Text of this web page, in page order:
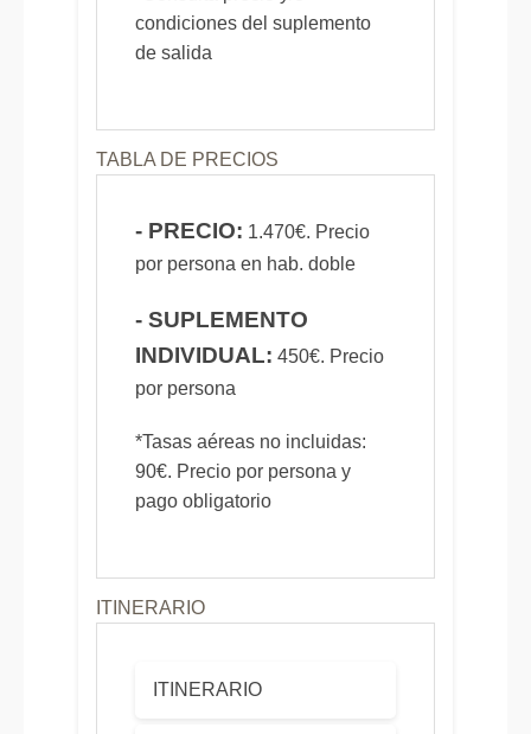
condiciones del suplemento
de salida
TABLA DE PRECIOS
- PRECIO: 1.470€. Precio
por persona en hab. doble
- SUPLEMENTO
INDIVIDUAL: 450€. Precio
por persona
*Tasas aéreas no incluidas:
90€. Precio por persona y
pago obligatorio
ITINERARIO
ITINERARIO